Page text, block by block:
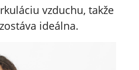
vzduchu, takže
ideálna.